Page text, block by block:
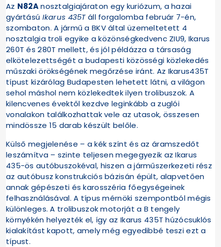
Az N82Anosztalgiajáraton egy kuriózum, a hazai
gyártású Ikarus 435Táll forgalomba február 7-én,
szombaton. A jármű a BKV által üzemeltetett 4
nosztalgia troli egyike a közönségkedvenc ZIU9, Ikarus
260T és 280T mellett, és jól példázza a társaság
elkötelezettségét a budapesti közösségi közlekedés
műszaki örökségének megőrzése iránt. Az Ikarus435T
típust kizárólag Budapesten lehetett látni, a világon
sehol máshol nem közlekedtek ilyen trolibuszok. A
kilencvenes évektől kezdve leginkább a zuglói
vonalakon találkozhattak vele az utasok, összesen
mindössze 15 darab készült belőle.
Külső megjelenése – a kék színt és az áramszedőt
leszámítva – szinte teljesen megegyezik az Ikarus
435-ös autóbuszokéval, hiszen a járműszerkezeti rész
az autóbusz konstrukciós bázisán épült, alapvetően
annak gépészeti és karosszéria főegységeinek
felhasználásával. A típus mérnöki szempontból mégis
különleges. A trolibuszok motorját a B tengely
környékén helyezték el, így az Ikarus 435T húzócsuklós
kialakítást kapott, amely még egyedibbé teszi ezt a
típust.